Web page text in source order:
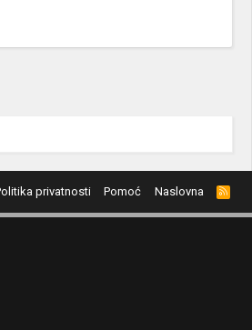
privatnosti Pomoć Naslovna
R
S
S